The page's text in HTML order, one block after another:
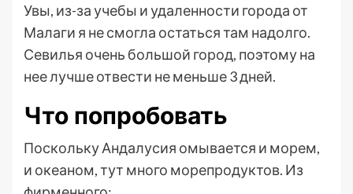
Увы, из-за учебы и удаленности города от
Малаги я не смогла остаться там надолго.
Севилья очень большой город, поэтому на
нее лучше отвести не меньше 3 дней.
Что попробовать
Поскольку Андалусия омывается и морем,
и океаном, тут много морепродуктов. Из